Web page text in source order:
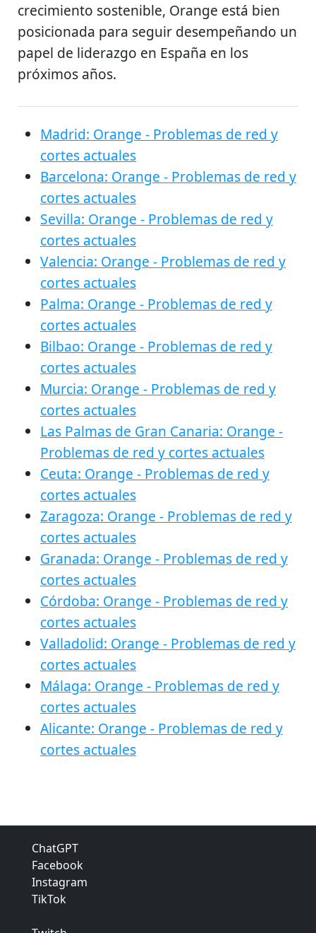
crecimiento sostenible, Orange está bien
posicionada para seguir desempeñando un
papel de liderazgo en España en los
próximos años.
Madrid: Orange - Problemas de red y
cortes actuales
Barcelona: Orange - Problemas de red y
cortes actuales
Sevilla: Orange - Problemas de red y
cortes actuales
Valencia: Orange - Problemas de red y
cortes actuales
Palma: Orange - Problemas de red y
cortes actuales
Bilbao: Orange - Problemas de red y
cortes actuales
Murcia: Orange - Problemas de red y
cortes actuales
Las Palmas de Gran Canaria: Orange -
Problemas de red y cortes actuales
Ceuta: Orange - Problemas de red y
cortes actuales
Zaragoza: Orange - Problemas de red y
cortes actuales
Granada: Orange - Problemas de red y
cortes actuales
Córdoba: Orange - Problemas de red y
cortes actuales
Valladolid: Orange - Problemas de red y
cortes actuales
Málaga: Orange - Problemas de red y
cortes actuales
Alicante: Orange - Problemas de red y
cortes actuales
ChatGPT
Facebook
Instagram
TikTok